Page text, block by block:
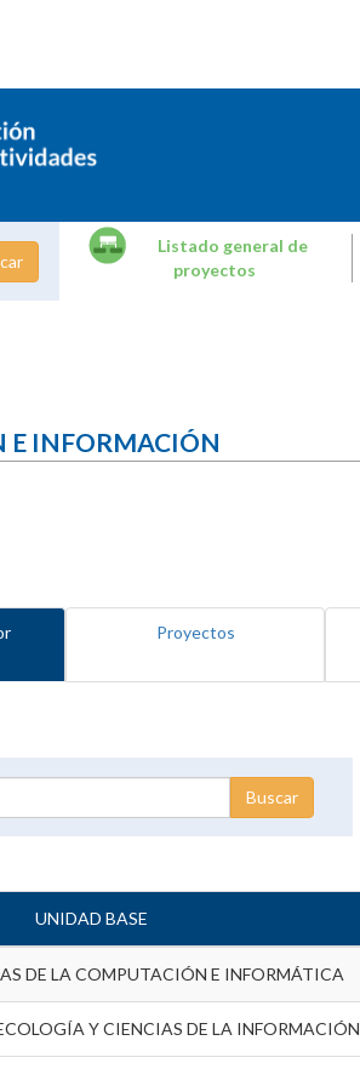
Listado general de
proyectos
E INFORMACIÓN
Proyectos
UNIDAD BASE
DE LA COMPUTACIÓN E INFORMÁTICA
Y CIENCIAS DE LA INFORMACIÓN